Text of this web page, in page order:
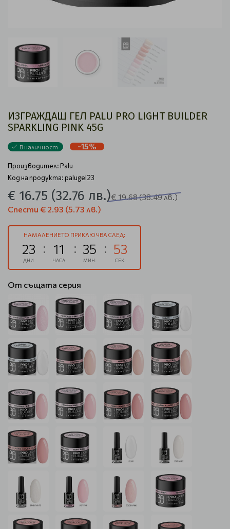
ИЗГРАЖДАЩ ГЕЛ PALU PRO LIGHT BUILDER
SPARKLING PINK 45G
В наличност -15%
Производител:Palu
Код на продукта: palugel23
€ 16.75 (32.76 лв.)€ 19.68(38.49 лв.)
Спести € 2.93 (5.73 лв.)
НАМАЛЕНИЕТО ПРИКЛЮЧВА СЛЕД:
23
ДНИ
11
ЧАСА
35
МИН.
53
СЕК.
От същата серия